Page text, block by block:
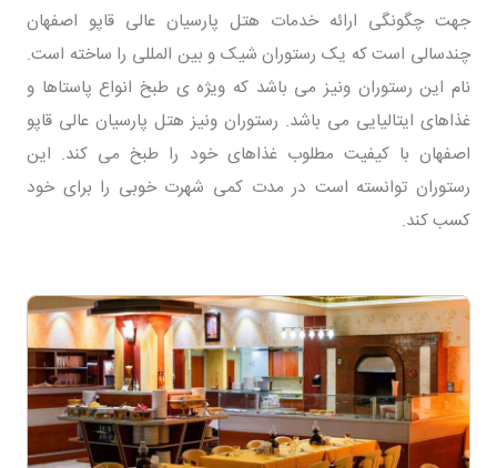
جهت چگونگی ارائه خدمات هتل پارسیان عالی قاپو اصفهان
چندسالی است که یک رستوران شیک و بین المللی را ساخته است.
نام این رستوران ونیز می باشد که ویژه‌ ی طبخ انواع پاستاها و
غذاهای ایتالیایی می باشد. رستوران ونیز هتل پارسیان عالی قاپو
اصفهان با کیفیت مطلوب غذاهای خود را طبخ می کند. این
رستوران توانسته است در مدت کمی شهرت خوبی را برای خود
کسب کند.